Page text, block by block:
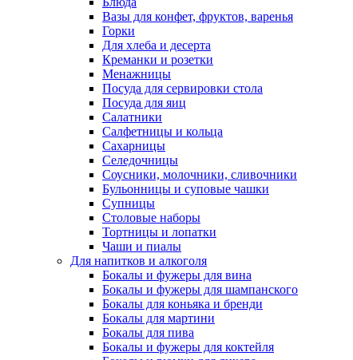
Вазы для конфет, фруктов, варенья
Горки
Для хлеба и десерта
Креманки и розетки
Менажницы
Посуда для сервировки стола
Посуда для яиц
Салатники
Салфетницы и кольца
Сахарницы
Селедочницы
Соусники, молочники, сливочники
Бульонницы и суповые чашки
Супницы
Столовые наборы
Тортницы и лопатки
Чаши и пиалы
Для напитков и алкоголя
Бокалы и фужеры для вина
Бокалы и фужеры для шампанского
Бокалы для коньяка и бренди
Бокалы для мартини
Бокалы для пива
Бокалы и фужеры для коктейля